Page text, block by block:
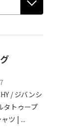
/ ジバンシ
タトゥープ
ツ | ...